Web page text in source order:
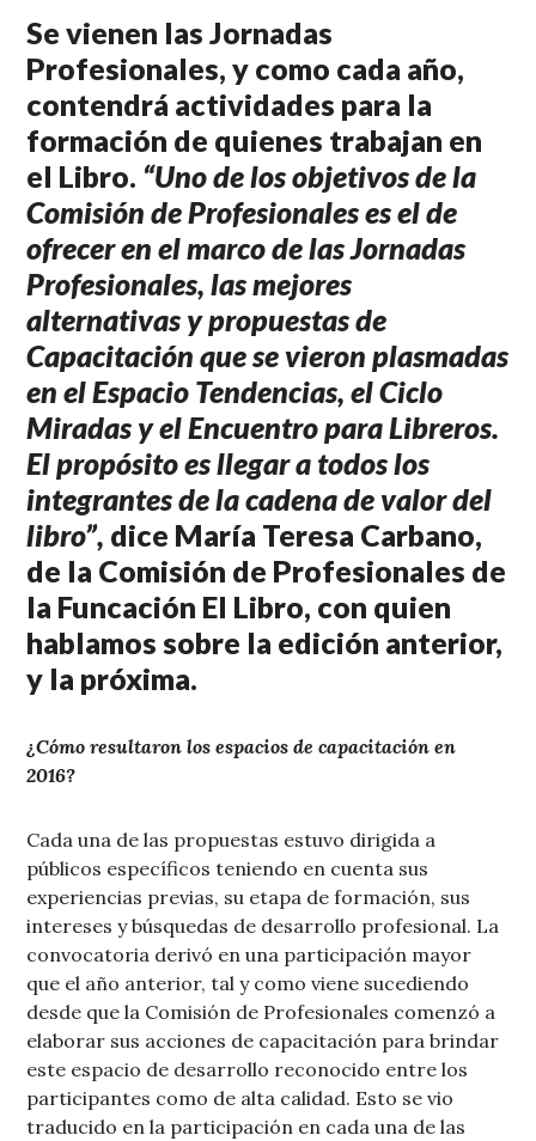
Se vienen las Jornadas
Profesionales, y como cada año,
contendrá actividades para la
formación de quienes trabajan en
el Libro. “Uno de los objetivos de la
Comisión de Profesionales es el de
ofrecer en el marco de las Jornadas
Profesionales, las mejores
alternativas y propuestas de
Capacitación que se vieron plasmadas
en el Espacio Tendencias, el Ciclo
Miradas y el Encuentro para Libreros.
El propósito es llegar a todos los
integrantes de la cadena de valor del
libro”, dice María Teresa Carbano,
de la Comisión de Profesionales de
la Funcación El Libro, con quien
hablamos sobre la edición anterior,
y la próxima.
¿Cómo resultaron los espacios de capacitación en
2016?
Cada una de las propuestas estuvo dirigida a
públicos específicos teniendo en cuenta sus
experiencias previas, su etapa de formación, sus
intereses y búsquedas de desarrollo profesional. La
convocatoria derivó en una participación mayor
que el año anterior, tal y como viene sucediendo
desde que la Comisión de Profesionales comenzó a
elaborar sus acciones de capacitación para brindar
este espacio de desarrollo reconocido entre los
participantes como de alta calidad. Esto se vio
traducido en la participación en cada una de las